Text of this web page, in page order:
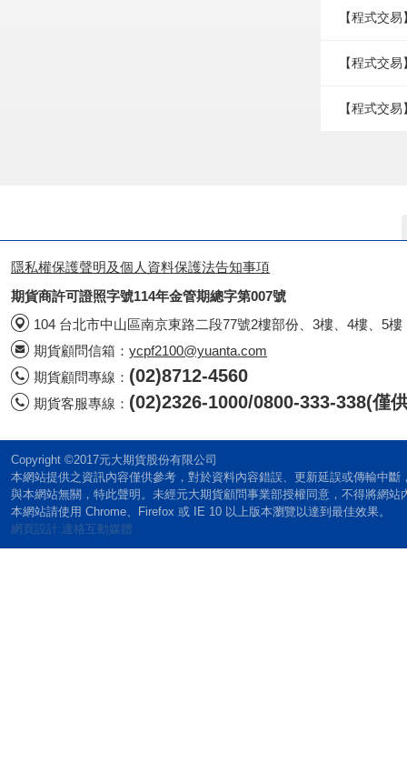
【程式交
【程式交
【程式交
隱私權保護聲明及個人資料保護法告知事項
期貨商許可證照字號114年金管期總字第007號
104 台北市中山區南京東路二段77號2樓部份、3樓、4樓、5樓
期貨顧問信箱： ycpf2100@yuanta.com
期貨顧問專線： (02)8712-4560
期貨客服專線： (02)2326-1000/0800-333-338(僅
Copyright ©2017元大期貨股份有限公司
本網站提供之資訊內容僅供參考，對於資料內容錯誤、更新延誤或傳輸中
與本網站無關，特此聲明。未經元大期貨顧問事業部授權同意，不得將網站
本網站請使用 Chrome、Firefox 或 IE 10 以上版本瀏覽以達到最佳效果。
網頁設計:達格互動媒體